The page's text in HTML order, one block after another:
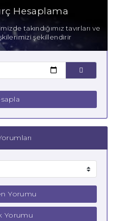
Burcu
Burcu
Hesaplama
takındığımız tavırları ve
şekillendirir
Yorumu
Yorumu